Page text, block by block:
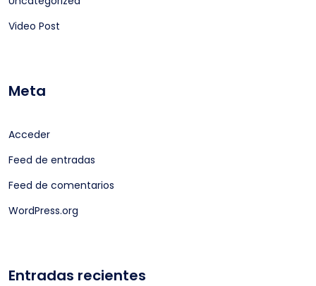
Video Post
Meta
Acceder
Feed de entradas
Feed de comentarios
WordPress.org
Entradas recientes